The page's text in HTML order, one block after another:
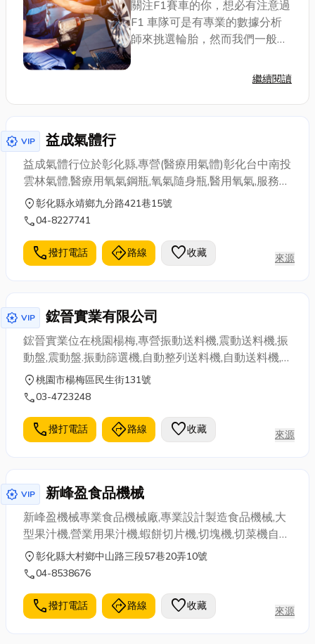
關注F1賽車的你，想必有注意過
F1 車隊可是有專業的數據分析
師來挑選輪胎，然而我們一般車
複雜的數字型號，也怕買到不適
小編將為您拆解主流輪胎品牌優
繼續閱讀
award_star VIP 益成氣體行
益成氣體行位於彰化縣,專營(醫療用氣體)彰化台中南投
雲林氣體,醫療用氧氣鋼瓶,氧氣隨身瓶,醫用氧氣,服務區
域涵蓋彰化台中南投雲林等區域,聯絡專線:04-
8227741
location_on彰化縣永靖鄉九分路421巷15號
call04-8227741
call撥打電話 directions路線 favorite收藏 來源
award_star VIP 鋐晉實業有限公司
鋐晉實業位在桃園楊梅,專營振動送料機,震動送料機,振
動盤,震動盤.振動篩選機,自動整列送料機,自動送料機,
服務區域苗栗,新竹,楊梅,中壢,桃園,新北
location_on桃園市楊梅區民生街131號
call03-4723248
call撥打電話 directions路線 favorite收藏 來源
award_star VIP 新峰盈食品機械
新峰盈機械專業食品機械廠,專業設計製造食品機械,大
型果汁機,營業用果汁機,蝦餅切片機,切塊機,切菜機自動
切塊機,牛軋糖切塊機,沙琪瑪連續自動切塊機,多功能切
塊機
location_on彰化縣大村鄉中山路三段57巷20弄10號
call04-8538676
call撥打電話 directions路線 favorite收藏 來源